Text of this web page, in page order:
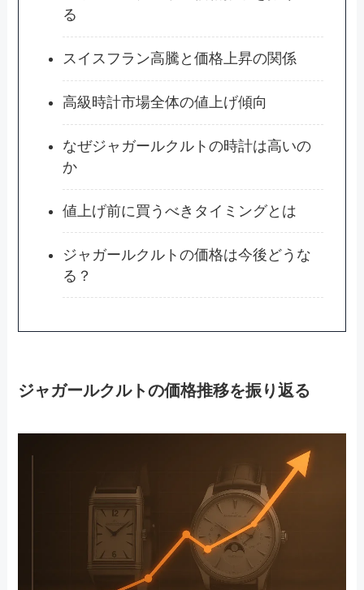
る
スイスフラン高騰と価格上昇の関係
高級時計市場全体の値上げ傾向
なぜジャガールクルトの時計は高いの
か
値上げ前に買うべきタイミングとは
ジャガールクルトの価格は今後どうな
る？
ジャガールクルトの価格推移を振り返る